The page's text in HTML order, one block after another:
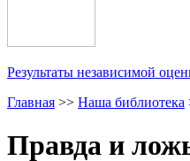
Результаты независимой
Главная >> Наша библиотека
Правда и